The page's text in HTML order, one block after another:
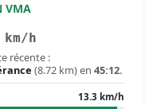
VMA
km/h
récente :
(8.72 km) en 45:12.
13.3 km/h